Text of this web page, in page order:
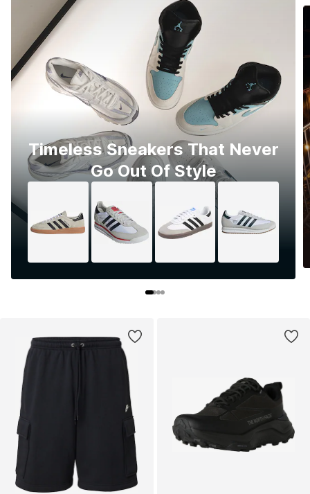
Timeless Sneakers That Never
Go Out Of Style